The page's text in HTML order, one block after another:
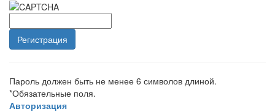
Пароль должен быть не менее 6 символов длиной.
*Обязательные поля.
Авторизация